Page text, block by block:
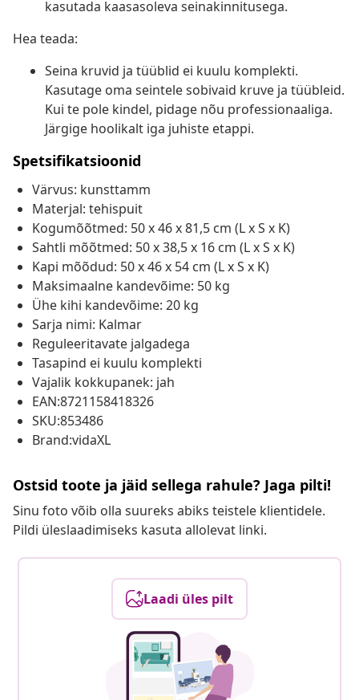
kasutada kaasasoleva seinakinnitusega.
Hea teada:
Seina kruvid ja tüüblid ei kuulu komplekti.
Kasutage oma seintele sobivaid kruve ja tüübleid.
Kui te pole kindel, pidage nõu professionaaliga.
Järgige hoolikalt iga juhiste etappi.
Spetsifikatsioonid
Värvus: kunsttamm
Materjal: tehispuit
Kogumõõtmed: 50 x 46 x 81,5 cm (L x S x K)
Sahtli mõõtmed: 50 x 38,5 x 16 cm (L x S x K)
Kapi mõõdud: 50 x 46 x 54 cm (L x S x K)
Maksimaalne kandevõime: 50 kg
Ühe kihi kandevõime: 20 kg
Sarja nimi: Kalmar
Reguleeritavate jalgadega
Tasapind ei kuulu komplekti
Vajalik kokkupanek: jah
EAN:8721158418326
SKU:853486
Brand:vidaXL
Ostsid toote ja jäid sellega rahule? Jaga pilti!
Sinu foto võib olla suureks abiks teistele klientidele.
Pildi üleslaadimiseks kasuta allolevat linki.
Laadi üles pilt